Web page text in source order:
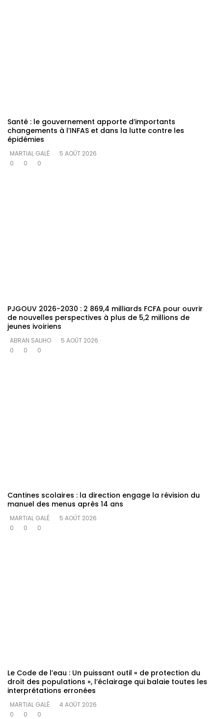
Santé : le gouvernement apporte d’importants
changements à l’INFAS et dans la lutte contre les
épidémies
MARTIAL GALÉ
5 AOÛT 2026
0
0 0
PJGOUV 2026-2030 : 2 869,4 milliards FCFA pour ouvrir
de nouvelles perspectives à plus de 5,2 millions de
jeunes ivoiriens
ABRAN SALIHO
5 AOÛT 2026
0
0 0
Cantines scolaires : la direction engage la révision du
manuel des menus après 14 ans
MARTIAL GALÉ
5 AOÛT 2026
0
0 0
Le Code de l’eau : Un puissant outil « de protection du
droit des populations », l’éclairage qui balaie toutes les
interprétations erronées
MARTIAL GALÉ
4 AOÛT 2026
0
0 0